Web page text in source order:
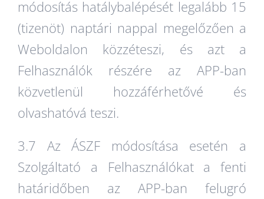
módosítás hatálybalépését legalább 15
(tizenöt) naptári nappal megelőzően a
Weboldalon közzéteszi, és azt a
Felhasználók részére az APP-ban
közvetlenül hozzáférhetővé és
olvashatóvá teszi.
3.7 Az ÁSZF módosítása esetén a
Szolgáltató a Felhasználókat a fenti
határidőben az APP-ban felugró